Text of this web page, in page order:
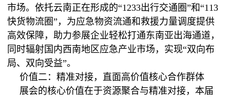
市场。依托云南正在形成的“1233出行交通圈”和“113
快货物流圈”，为应急物资流通和救援力量调度提供
高效保障，助力参展企业轻松打通东南亚出海通道，
同时辐射国内西南地区应急产业市场，实现“双向布
局、双向受益”。
价值二：精准对接，直面高价值核心合作群体
展会的核心价值在于资源聚合与精准对接，本届